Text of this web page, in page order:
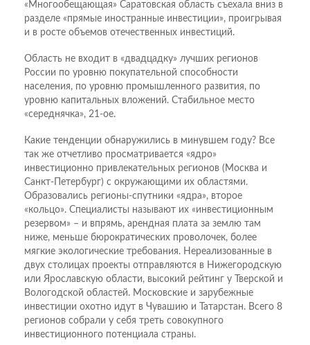
«Многообещающая» Саратовская область съехала вниз в
разделе «прямые иностранные инвестиции», проигрывая
и в росте объемов отечественных инвестиций.
Область не входит в «двадцадку» лучших регионов
России по уровню покупательной способности
населения, по уровню промышленного развития, по
уровню капитальных вложений. Стабильное место
«середнячка», 21-ое.
Какие тенденции обнаружились в минувшем году? Все
так же отчетливо просматривается «ядро»
инвестиционно привлекательных регионов (Москва и
Санкт-Петербург) с окружающими их областями.
Образовались регионы-спутники «ядра», второе
«кольцо». Специалисты называют их «инвестиционным
резервом» – и впрямь, арендная плата за землю там
ниже, меньше бюрократических проволочек, более
мягкие экологические требования. Нереализованные в
двух столицах проекты отправляются в Нижегородскую
или Ярославскую области, высокий рейтинг у Тверской и
Вологодской областей. Московские и зарубежные
инвестиции охотно идут в Чувашию и Татарстан. Всего 8
регионов собрали у себя треть совокупного
инвестиционного потенциала страны.